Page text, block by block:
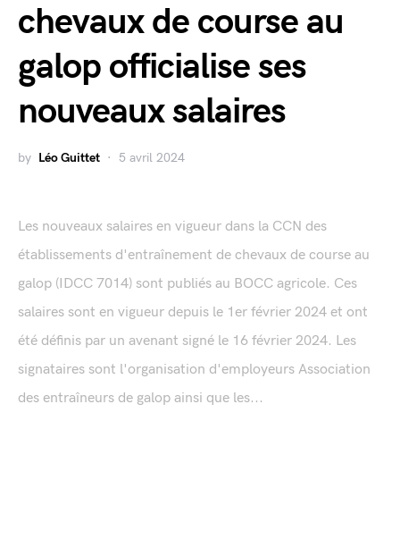
chevaux de course au
galop officialise ses
nouveaux salaires
by Léo Guittet 5 avril 2024
Les nouveaux salaires en vigueur dans la CCN des
établissements d'entraînement de chevaux de course au
galop (IDCC 7014) sont publiés au BOCC agricole. Ces
salaires sont en vigueur depuis le 1er février 2024 et ont
été définis par un avenant signé le 16 février 2024. Les
signataires sont l'organisation d'employeurs Association
des entraîneurs de galop ainsi que les...